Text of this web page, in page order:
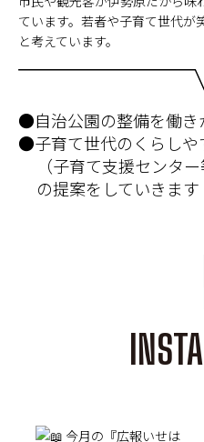
ています。若者や子育て世代が
と考えています。
●自治公園の整備を働き
●子育て世代のくらしや
（子育て支援センタ
の提案をしていきます